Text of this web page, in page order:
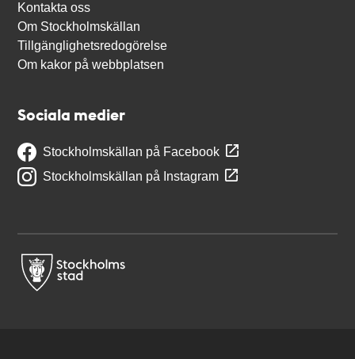
Kontakta oss
Om Stockholmskällan
Tillgänglighetsredogörelse
Om kakor på webbplatsen
Sociala medier
Stockholmskällan på Facebook
Stockholmskällan på Instagram